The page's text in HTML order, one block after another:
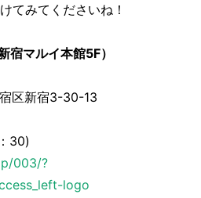
てみてくださいね！
宿マルイ本館5F）
区新宿3-30-13
30)
003/?
logo